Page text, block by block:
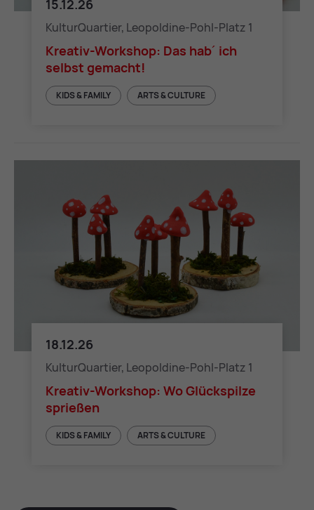
15.12.26
KulturQuartier, Leopoldine-Pohl-Platz 1
Kreativ-Workshop: Das hab´ ich
selbst gemacht!
KIDS & FAMILY ARTS & CULTURE
18.12.26
KulturQuartier, Leopoldine-Pohl-Platz 1
Kreativ-Workshop: Wo Glückspilze
sprießen
KIDS & FAMILY ARTS & CULTURE